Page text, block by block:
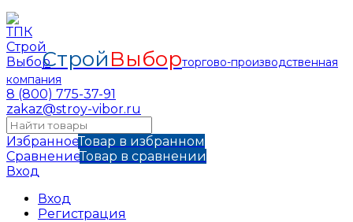
СтройВыборторгово-производственная
компания
8 (800) 775-37-91
zakaz@stroy-vibor.ru
ИзбранноеТовар в избранном
СравнениеТовар в сравнении
Вход
Вход
Регистрация